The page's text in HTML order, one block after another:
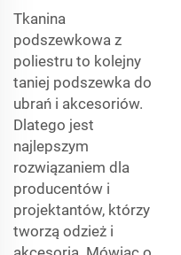
Tkanina
podszewkowa z
poliestru to kolejny
taniej podszewka do
ubrań i akcesoriów.
Dlatego jest
najlepszym
rozwiązaniem dla
producentów i
projektantów, którzy
tworzą odzież i